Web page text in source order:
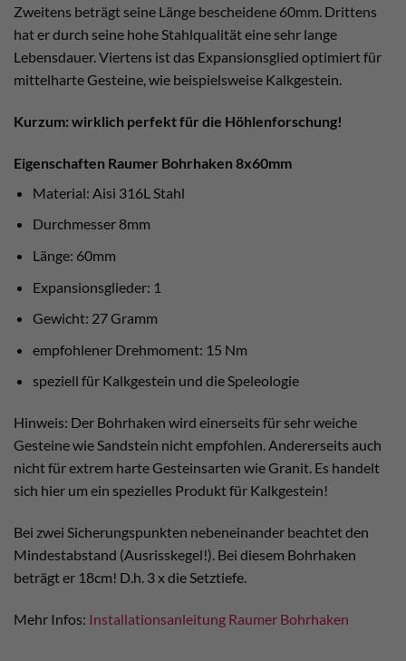
Zweitens beträgt seine Länge bescheidene 60mm. Drittens
hat er durch seine hohe Stahlqualität eine sehr lange
Lebensdauer. Viertens ist das Expansionsglied optimiert für
mittelharte Gesteine, wie beispielsweise Kalkgestein.
Kurzum: wirklich perfekt für die Höhlenforschung!
Eigenschaften Raumer Bohrhaken 8x60mm
Material: Aisi 316L Stahl
Durchmesser 8mm
Länge: 60mm
Expansionsglieder: 1
Gewicht: 27 Gramm
empfohlener Drehmoment: 15 Nm
speziell für Kalkgestein und die Speleologie
Hinweis: Der Bohrhaken wird einerseits für sehr weiche
Gesteine wie Sandstein nicht empfohlen. Andererseits auch
nicht für extrem harte Gesteinsarten wie Granit. Es handelt
sich hier um ein spezielles Produkt für Kalkgestein!
Bei zwei Sicherungspunkten nebeneinander beachtet den
Mindestabstand (Ausrisskegel!). Bei diesem Bohrhaken
beträgt er 18cm! D.h. 3 x die Setztiefe.
Mehr Infos: Installationsanleitung Raumer Bohrhaken